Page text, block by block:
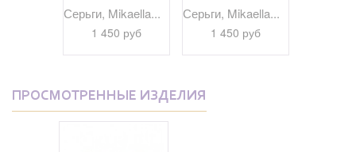
Серьги, Mikaella...
1 450 руб
Серьги, Mikaella...
1 450 руб
ПРОСМОТРЕННЫЕ ИЗДЕЛИЯ